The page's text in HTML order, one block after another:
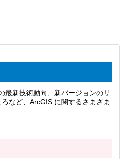
最新技術動向、新バージョンのリ
など、ArcGIS に関するさまざま